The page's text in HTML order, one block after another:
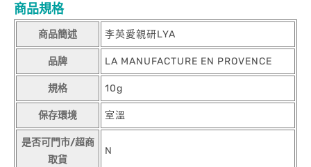
商品規格
商品簡述 李英愛親研LYA
品牌 LA MANUFACTURE EN PROVENCE
規格 10g
保存環境 室溫
是否可門市/超商
取貨
N